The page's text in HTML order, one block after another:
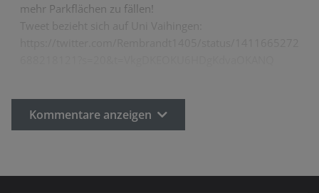
mehr Parkflächen zu fällen!
Tweet bezieht sich auf Uni Vaihingen:
Kommentare anzeigen